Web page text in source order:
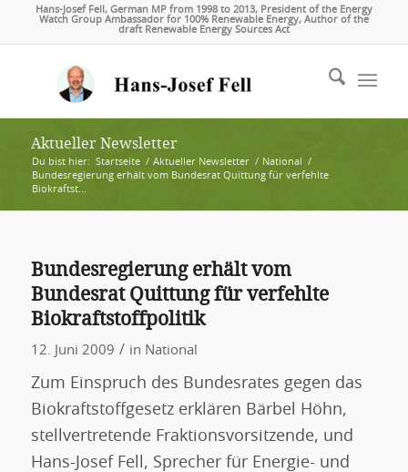
Hans-Josef Fell, German MP from 1998 to 2013, President of the Energy
Watch Group Ambassador for 100% Renewable Energy, Author of the
draft Renewable Energy Sources Act
Aktueller Newsletter
Du bist hier: Startseite / Aktueller Newsletter / National
/
Bundesregierung erhält vom Bundesrat Quittung für verfehlte
Biokraftst...
Bundesregierung erhält vom
Bundesrat Quittung für verfehlte
Biokraftstoffpolitik
12. Juni 2009 / in National
Zum Einspruch des Bundesrates gegen das
Biokraftstoffgesetz erklären Bärbel Höhn,
stellvertretende Fraktionsvorsitzende, und
Hans-Josef Fell, Sprecher für Energie- und